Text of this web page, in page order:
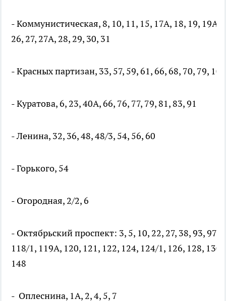
- Коммунистическая, 8, 10, 11, 15, 17А, 18, 19, 19А,
26, 27, 27А, 28, 29, 30, 31
- Красных партизан, 33, 57, 59, 61, 66, 68, 70, 79, 100
- Куратова, 6, 23, 40А, 66, 76, 77, 79, 81, 83, 91
- Ленина, 32, 36, 48, 48/3, 54, 56, 60
- Горького, 54
- Огородная, 2/2, 6
- Октябрьский проспект: 3, 5, 10, 22, 27, 38, 93, 97,
118/1, 119А, 120, 121, 122, 124, 124/1, 126, 128,
148
- Оплеснина, 1А, 2, 4, 5, 7